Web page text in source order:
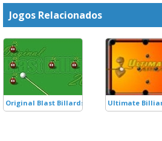
Jogos Relacionados
Original Blast Billards 2008 Ultimate